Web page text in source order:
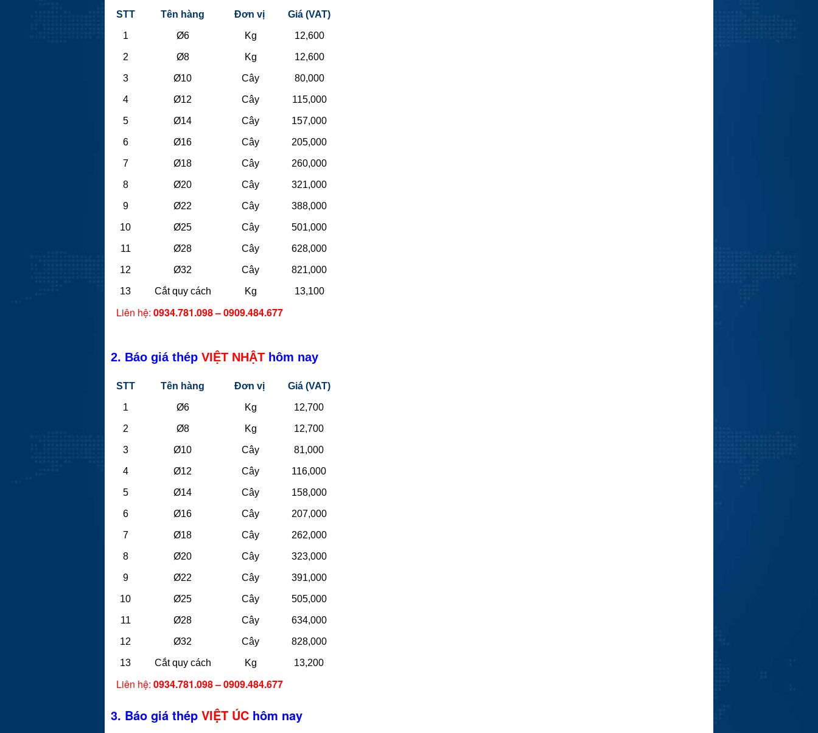
STT Tên hàng Đơn vị Giá (VAT)
1 Ø6 Kg 12,600
2 Ø8 Kg 12,600
3 Ø10 Cây 80,000
4 Ø12 Cây 115,000
5 Ø14 Cây 157,000
6 Ø16 Cây 205,000
7 Ø18 Cây 260,000
8 Ø20 Cây 321,000
9 Ø22 Cây 388,000
10 Ø25 Cây 501,000
11 Ø28 Cây 628,000
12 Ø32 Cây 821,000
13 Cắt quy cách Kg 13,100
Liên hệ: 0934.781.098 – 0909.484.677
2. Báo giá thép VIỆT NHẬT hôm nay
STT Tên hàng Đơn vị Giá (VAT)
1 Ø6 Kg 12,700
2 Ø8 Kg 12,700
3 Ø10 Cây 81,000
4 Ø12 Cây 116,000
5 Ø14 Cây 158,000
6 Ø16 Cây 207,000
7 Ø18 Cây 262,000
8 Ø20 Cây 323,000
9 Ø22 Cây 391,000
10 Ø25 Cây 505,000
11 Ø28 Cây 634,000
12 Ø32 Cây 828,000
13 Cắt quy cách Kg 13,200
Liên hệ: 0934.781.098 – 0909.484.677
3. Báo giá thép VIỆT ÚC hôm nay